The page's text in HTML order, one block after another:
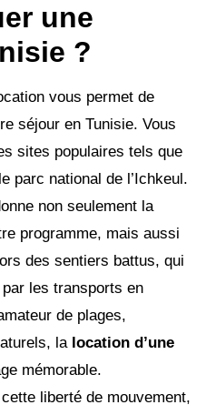
une
?
vous permet de
séjour en Tunisie. Vous
sites populaires tels que
parc national de l’Ichkeul.
non seulement la
programme, mais aussi
des sentiers battus, qui
les transports en
de plages,
la location d’une
mémorable.
liberté de mouvement,